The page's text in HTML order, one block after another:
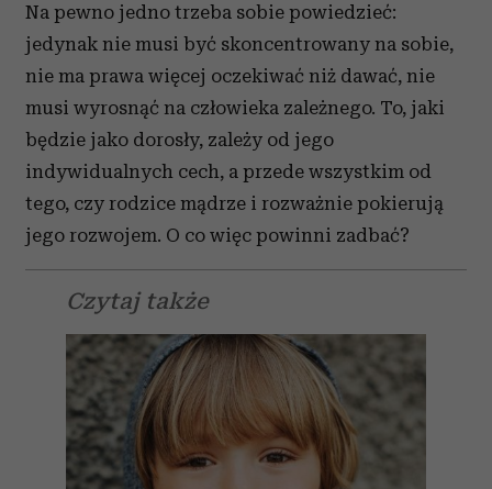
Na pewno jedno trzeba sobie powiedzieć:
jedynak nie musi być skoncentrowany na sobie,
nie ma prawa więcej oczekiwać niż dawać, nie
musi wyrosnąć na człowieka zależnego. To, jaki
będzie jako dorosły, zależy od jego
indywidualnych cech, a przede wszystkim od
tego, czy rodzice mądrze i rozważnie pokierują
jego rozwojem. O co więc powinni zadbać?
Czytaj także